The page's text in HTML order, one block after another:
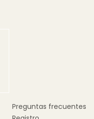
Preguntas frecuentes